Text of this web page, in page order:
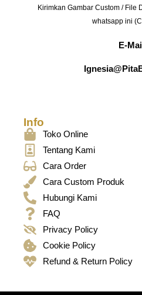
Kirimkan Gambar Custom / File
whatsapp ini
E-
Info
Toko Online
Tentang Kami
Cara Order
Cara Custom Produk
Hubungi Kami
FAQ
Privacy Policy
Cookie Policy
Refund & Return Policy